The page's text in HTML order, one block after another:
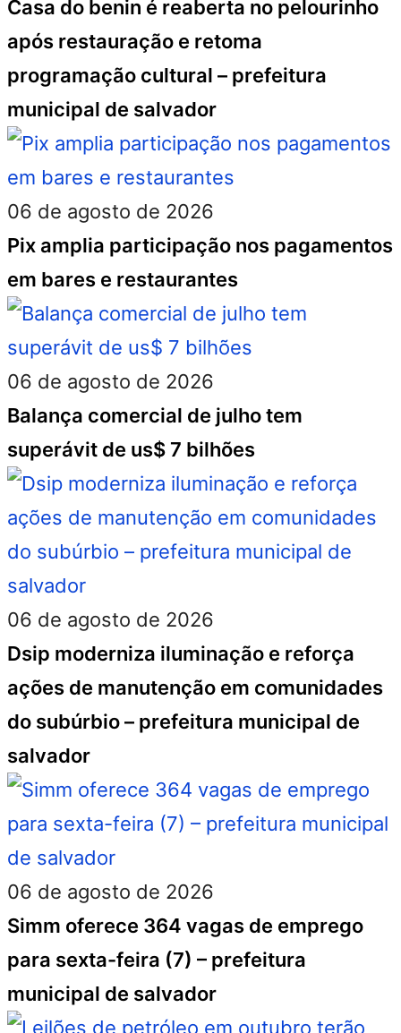
Casa do benin é reaberta no pelourinho
após restauração e retoma
programação cultural – prefeitura
municipal de salvador
06 de agosto de 2026
Pix amplia participação nos pagamentos
em bares e restaurantes
06 de agosto de 2026
Balança comercial de julho tem
superávit de us$ 7 bilhões
06 de agosto de 2026
Dsip moderniza iluminação e reforça
ações de manutenção em comunidades
do subúrbio – prefeitura municipal de
salvador
06 de agosto de 2026
Simm oferece 364 vagas de emprego
para sexta-feira (7) – prefeitura
municipal de salvador